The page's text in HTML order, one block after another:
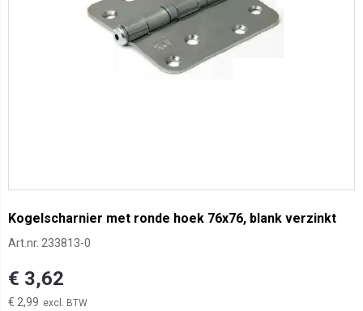
Kogelscharnier met ronde hoek 76x76, blank verzinkt
Art.nr. 233813-0
€ 3,62
€ 2,99